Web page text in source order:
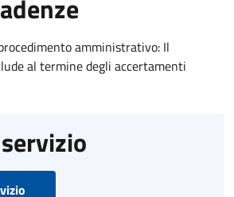
amministrativo: Il
al termine degli accertamenti